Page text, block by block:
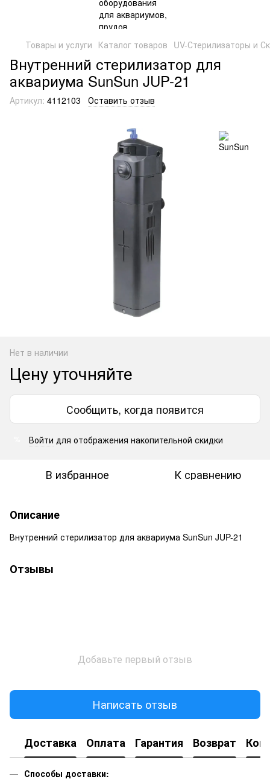
Товары и услуги Каталог товаров UV-Стерилизаторы и
Внутренний стерилизатор для
аквариума SunSun JUP-21
Артикул: 4112103 Оставить отзыв
Нет в наличии
Цену уточняйте
Сообщить, когда появится
Войти для отображения накопительной скидки
В избранное К сравнению
Описание
Внутренний стерилизатор для аквариума SunSun JUP-21
Отзывы
Добавьте первый отзыв
Написать отзыв
Доставка Оплата Гарантия Возврат
Способы доставки: